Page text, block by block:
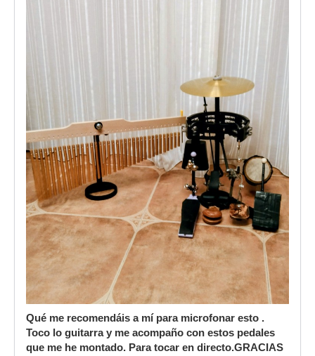
Qué me recomendáis a mí para microfonar esto .
Toco lo guitarra y me acompaño con estos pedales
que me he montado. Para tocar en directo.GRACIAS